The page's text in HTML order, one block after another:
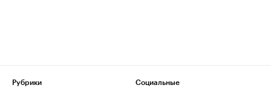
Рубрики
Социальные